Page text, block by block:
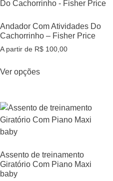
Andador Com Atividades Do
Cachorrinho – Fisher Price
A partir de R$ 100,00
Ver opções
Assento de treinamento
Giratório Com Piano Maxi
baby